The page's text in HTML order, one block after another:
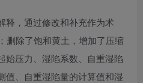
释，通过修改和补充作为术
删除了饱和黄土，增加了压缩
始压力、湿陷系数、自重湿陷
值、自重湿陷量的计算值和湿